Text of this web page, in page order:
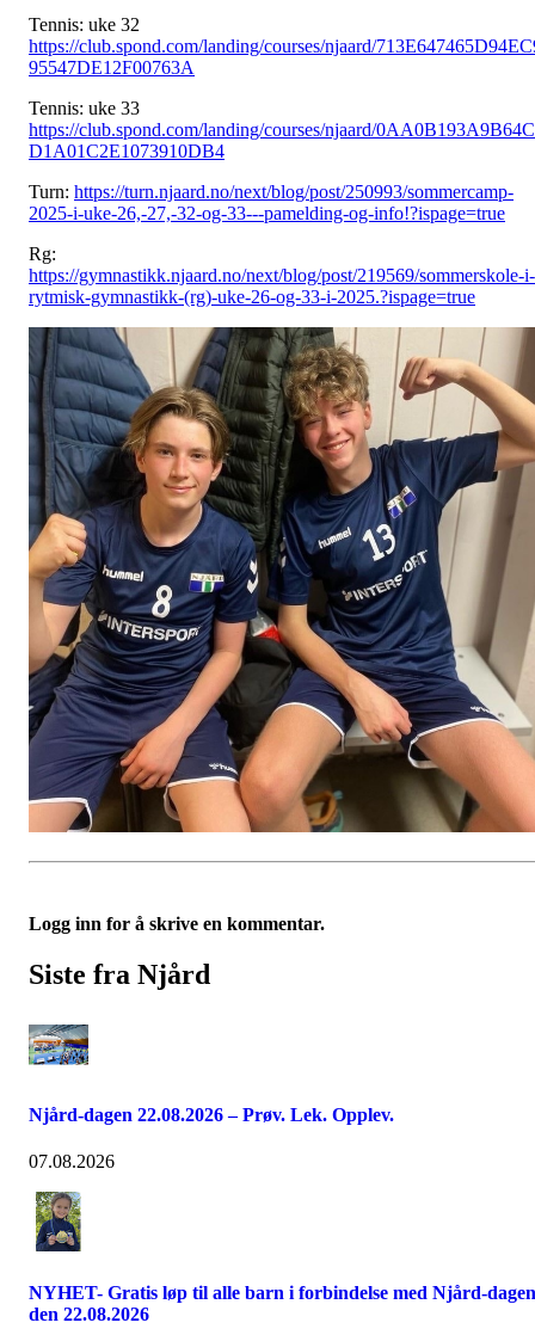
Tennis: uke 32
https://club.spond.com/landing/courses/njaard/
95547DE12F00763A
Tennis: uke 33
https://club.spond.com/landing/courses/njaard/0AA0B193A9B64C
D1A01C2E1073910DB4
Turn: https://turn.njaard.no/next/blog/post/250993/sommercamp-
2025-i-uke-26,-27,-32-og-33---pamelding-og-info!?ispage=true
Rg:
https://gymnastikk.njaard.no/next/blog/post/219569/sommerskole-i-
rytmisk-gymnastikk-(rg)-uke-26-og-33-i-2025.?ispage=true
Logg inn for å skrive en kommentar.
Siste fra Njård
Njård-dagen 22.08.2026 – Prøv. Lek. Opplev.
07.08.2026
NYHET- Gratis løp til alle barn i forbindelse med Njård-dagen
den 22.08.2026